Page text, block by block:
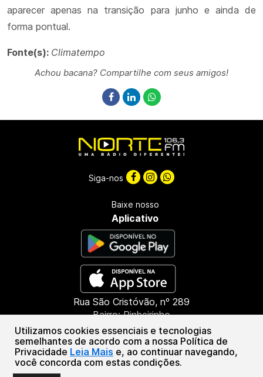
aparecer apenas na transição para junho e ainda de
forma pontual.
Fonte(s): Climatempo
Achou bacana? Compartilhe com seus amigos!
Utilizamos cookies essenciais e tecnologias
semelhantes de acordo com a nossa Política de
Privacidade Leia Mais e, ao continuar navegando,
você concorda com estas condições.
Rua São Cristóvão, nº 289
Bairro: Pinheirinho
CEP: 85603-660
Francisco Beltrão - PR
(46) 3151-1388
Siga-nos
Baixe nosso
Aplicativo